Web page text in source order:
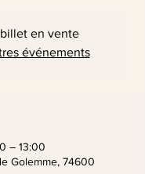
en vente
événements
– 13:00
Golemme, 74600